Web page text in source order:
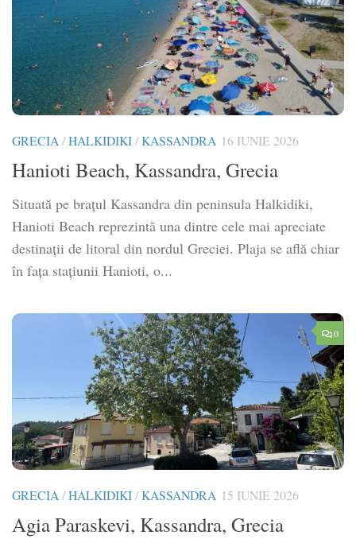
GRECIA/HALKIDIKI/KASSANDRA 16 IUNIE 2026
Hanioti Beach, Kassandra, Grecia
Situată pe brațul Kassandra din peninsula Halkidiki,
Hanioti Beach reprezintă una dintre cele mai apreciate
destinații de litoral din nordul Greciei. Plaja se află chiar
în fața stațiunii Hanioti, o...
0
GRECIA /HALKIDIKI/KASSANDRA 15 IUNIE 2026
Agia Paraskevi, Kassandra, Grecia